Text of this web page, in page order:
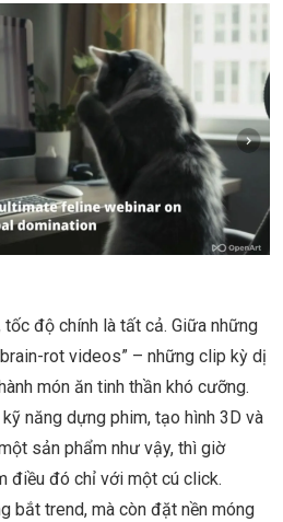
độ chính là tất cả. Giữa những
rot videos” – những clip kỳ dị
món ăn tinh thần khó cưỡng.
năng dựng phim, tạo hình 3D và
sản phẩm như vậy, thì giờ
điều đó chỉ với một cú click.
bắt trend, mà còn đặt nền móng